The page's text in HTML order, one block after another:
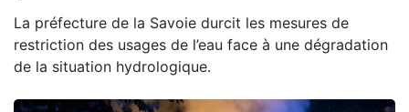
La préfecture de la Savoie durcit les mesures de
restriction des usages de l’eau face à une dégradation
de la situation hydrologique.